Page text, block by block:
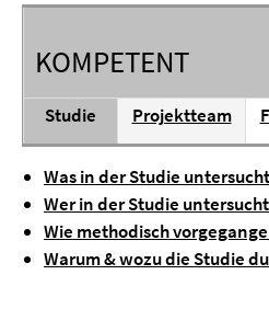
KOMPETENT
Studie Projektteam
Was in der Studie
Wer in der Studie
Wie methodisch
Warum & wozu die Studie